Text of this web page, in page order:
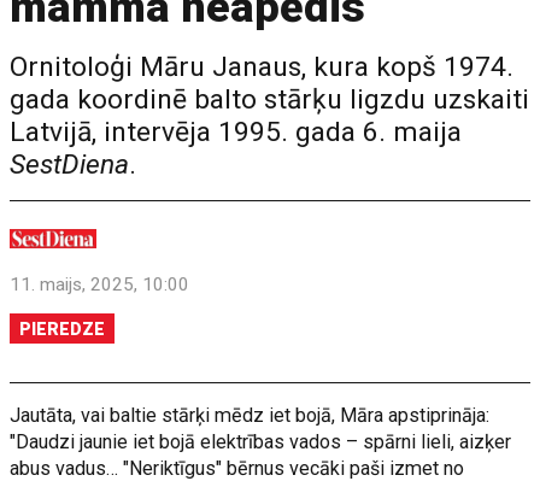
Ornitoloģi Māru Janaus, kura kopš 1974.
gada koordinē balto stārķu ligzdu uzskaiti
Latvijā, intervēja 1995. gada 6. maija
SestDiena.
11. maijs, 2025, 10:00
PIEREDZE
Jautāta, vai baltie stārķi mēdz iet bojā, Māra apstiprināja:
"Daudzi jaunie iet bojā elektrības vados – spārni lieli, aizķer
abus vadus… "Neriktīgus" bērnus vecāki paši izmet no